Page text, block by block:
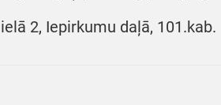
ielā 2, Iepirkumu daļā, 101.kab.